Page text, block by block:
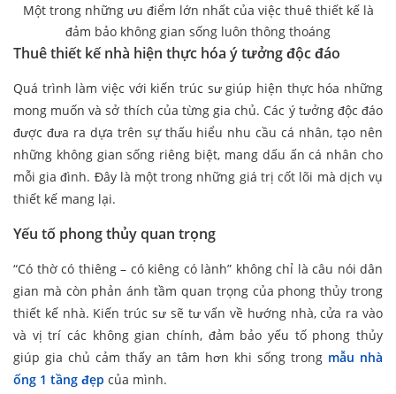
Một trong những ưu điểm lớn nhất của việc thuê thiết kế là
đảm bảo không gian sống luôn thông thoáng
Thuê thiết kế nhà hiện thực hóa ý tưởng độc đáo
Quá trình làm việc với kiến trúc sư giúp hiện thực hóa những
mong muốn và sở thích của từng gia chủ. Các ý tưởng độc đáo
được đưa ra dựa trên sự thấu hiểu nhu cầu cá nhân, tạo nên
những không gian sống riêng biệt, mang dấu ấn cá nhân cho
mỗi gia đình. Đây là một trong những giá trị cốt lõi mà dịch vụ
thiết kế mang lại.
Yếu tố phong thủy quan trọng
“Có thờ có thiêng – có kiêng có lành” không chỉ là câu nói dân
gian mà còn phản ánh tầm quan trọng của phong thủy trong
thiết kế nhà. Kiến trúc sư sẽ tư vấn về hướng nhà, cửa ra vào
và vị trí các không gian chính, đảm bảo yếu tố phong thủy
giúp gia chủ cảm thấy an tâm hơn khi sống trong mẫu nhà
ống 1 tầng đẹp của mình.